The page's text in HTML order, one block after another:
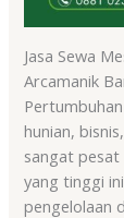
Jasa Sewa
Arcamanik
hunian,
sangat
yang tinggi
pengelolaan